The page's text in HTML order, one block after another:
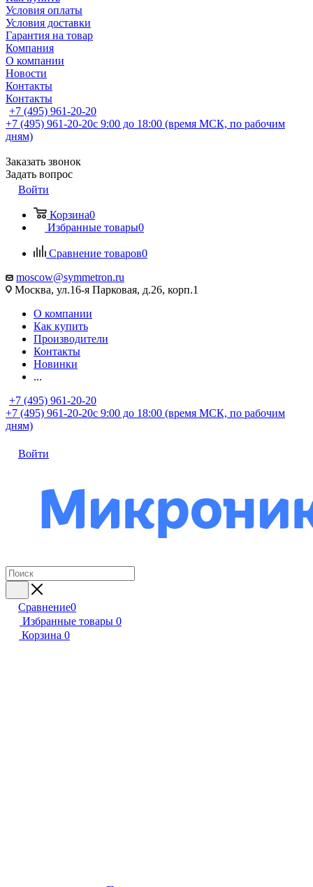
Условия оплаты
Условия доставки
Гарантия на товар
Компания
О компании
Новости
Контакты
Контакты
+7 (495) 961-20-20
+7 (495) 961-20-20с 9:00 до 18:00 (время МСК, по рабочим
дням)
Заказать звонок
Задать вопрос
Войти
Корзина0
Избранные товары0
Сравнение товаров0
moscow@symmetron.ru
Москва, ул.16-я Парковая, д.26, корп.1
О компании
Как купить
Производители
Контакты
Новинки
...
+7 (495) 961-20-20
+7 (495) 961-20-20с 9:00 до 18:00 (время МСК, по рабочим
дням)
Войти
Сравнение0
Избранные товары 0
Корзина 0